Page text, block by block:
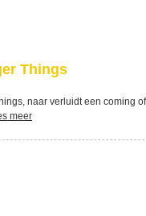
Things
naar verluidt een coming of
meer